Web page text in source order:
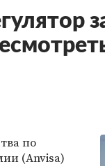
по
(Anvisa)